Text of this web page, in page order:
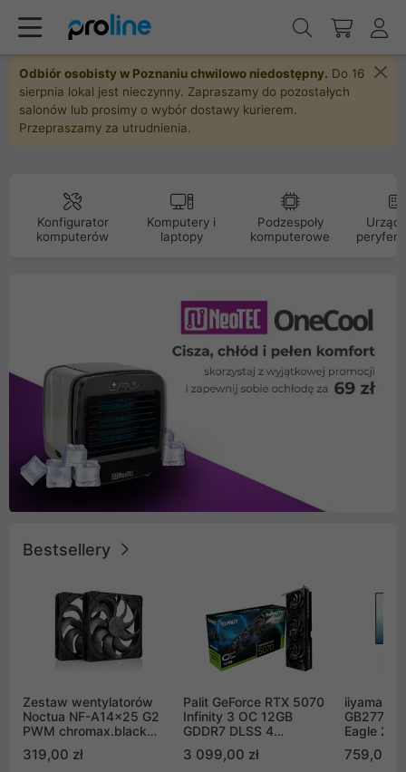
Odbiór osobisty w Poznaniu chwilowo niedostępny. Do 16
sierpnia lokal jest nieczynny. Zapraszamy do pozostałych
salonów lub prosimy o wybór dostawy kurierem.
Przepraszamy za utrudnienia.
Konfigurator
komputerów
Komputery i
laptopy
Podzespoły
komputerowe
Bestsellery
Zestaw wentylatorów
Noctua NF-A14x25 G2
PWM chromax.black
Push Pull (2szt)
319,00 zł
Palit GeForce RTX 5070
Infinity 3 OC 12GB
GDDR7 DLSS 4
GB2050S)
3 099,00 zł
iiyama G-
Eagle 27"
759,00 zł